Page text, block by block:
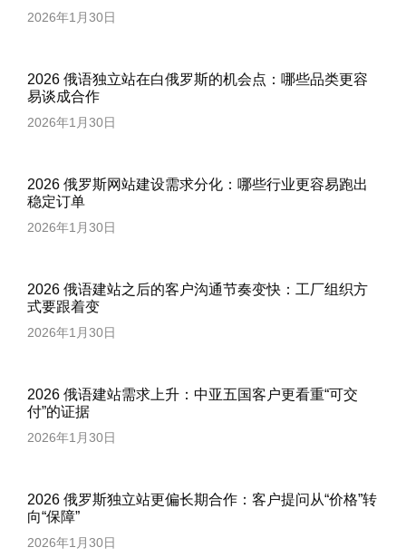
2026年1月30日
2026 俄语独立站在白俄罗斯的机会点：哪些品类更容
易谈成合作
2026年1月30日
2026 俄罗斯网站建设需求分化：哪些行业更容易跑出
稳定订单
2026年1月30日
2026 俄语建站之后的客户沟通节奏变快：工厂组织方
式要跟着变
2026年1月30日
2026 俄语建站需求上升：中亚五国客户更看重“可交
付”的证据
2026年1月30日
2026 俄罗斯独立站更偏长期合作：客户提问从“价格”转
向“保障”
2026年1月30日